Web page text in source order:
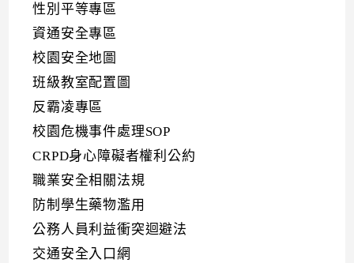
性別平等專區
資通安全專區
校園安全地圖
班級教室配置圖
反霸凌專區
校園危機事件處理SOP
CRPD身心障礙者權利公約
職業安全相關法規
防制學生藥物濫用
公務人員利益衝突迴避法
交通安全入口網